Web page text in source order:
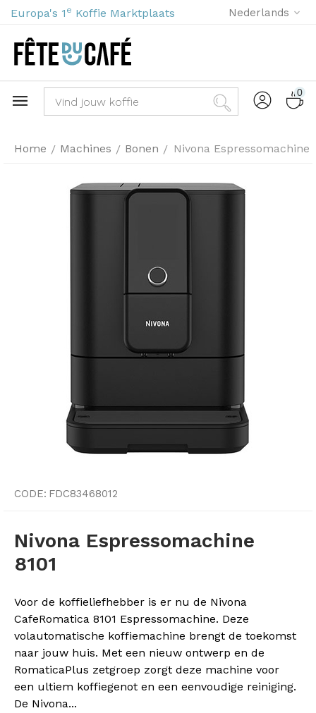
Europa's 1 e Koffie Marktplaats Nederlands
0
Home / Machines / Bonen / Nivona Espressomachine
CODE: FDC83468012
Nivona Espressomachine
8101
Voor de koffieliefhebber is er nu de Nivona
CafeRomatica 8101 Espressomachine. Deze
volautomatische koffiemachine brengt de toekomst
naar jouw huis. Met een nieuw ontwerp en de
RomaticaPlus zetgroep zorgt deze machine voor
een ultiem koffiegenot en een eenvoudige reiniging.
De Nivona...